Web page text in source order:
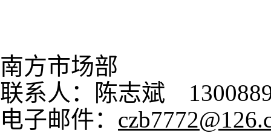
南方市场部
联系人：陈志斌
电子邮件：